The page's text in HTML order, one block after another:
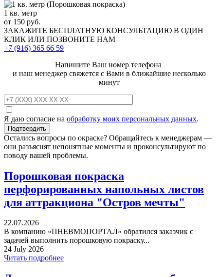
1 кв. метр
от 150 руб.
ЗАКАЖИТЕ БЕСПЛАТНУЮ КОНСУЛЬТАЦИЮ В ОДИН
КЛИК ИЛИ ПОЗВОНИТЕ НАМ
+7 (916) 365 66 59
Напишите Ваш номер телефона
и наш менеджер свяжется с Вами в ближайшие несколько
минут
Я даю согласие на обработку моих персональных данных.
Остались вопросы по окраске? Обращайтесь к менеджерам —
они разъяснят непонятные моменты и проконсультируют по
поводу вашей проблемы.
Порошковая покраска
перфорированных напольных листов
для аттракциона "Остров мечты"
22.07.2026
В компанию «ПНЕВМОПОРТАЛ» обратился заказчик с
задачей выполнить порошковую покраску...
24 July 2026
Читать подробнее